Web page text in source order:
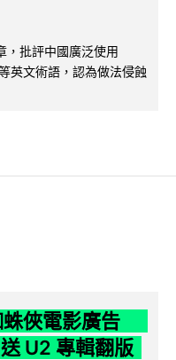
，批評中國廣泛使用
英文術語，認為做法侵蝕
蛛俠電影廣告
U2 專輯翻版